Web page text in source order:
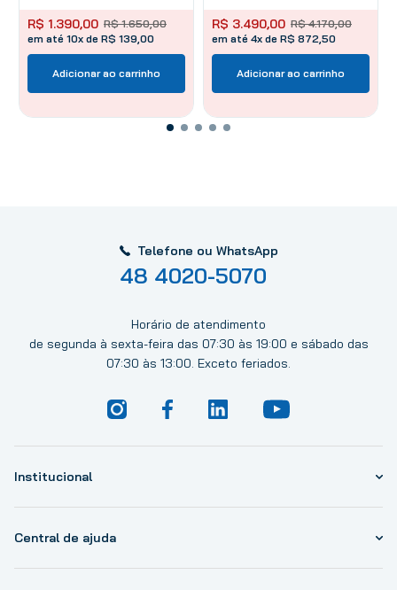
R$ 1.650,00
R$ 1.390,00
em até 10x de R$ 139,00
Adicionar ao carrinho
R$ 4.170,00
R$ 3.490,00
em até 4x de R$ 872,50
Adicionar ao carrinho
Telefone ou WhatsApp
48 4020-5070
Horário de atendimento
de segunda à sexta-feira das 07:30 às 19:00 e sábado das
07:30 às 13:00. Exceto feriados.
Institucional
Central de ajuda